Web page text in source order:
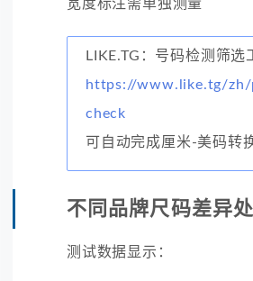
宽度标注需单独测量
LIKE.TG：号码检测筛选
https://www.like.tg/
check
可自动完成厘米-美码转
不同品牌尺码差异
测试数据显示：